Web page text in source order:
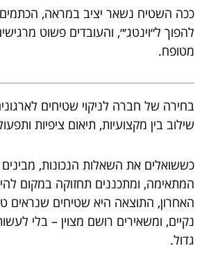
ככה השטיח נשאר יציב במראה,
להפוך ל״וינטג׳״, והעובדים פשוט
מטופח.
בחירה של חברה לניקוי שטיחים
שילוב בין מקצועיות, תיאום ציפיות
כששואלים את השאלות הנכונות,
המתאימה, ומתכננים תחזוקה במקום
האחרון, התוצאה היא שטיחים שנראים
נקיים, ומשאירים רושם מצוין – בלי
גדול.